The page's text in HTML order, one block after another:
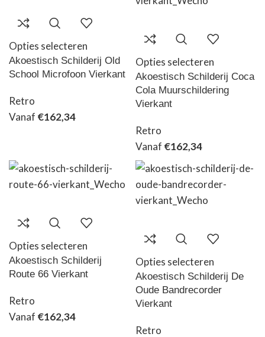
Opties selecteren
Akoestisch Schilderij Old
School Microfoon Vierkant
Retro
Vanaf €162,34
Opties selecteren
Akoestisch Schilderij Coca
Cola Muurschildering
Vierkant
Retro
Vanaf €162,34
Opties selecteren
Akoestisch Schilderij
Route 66 Vierkant
Retro
Vanaf €162,34
Opties selecteren
Akoestisch Schilderij De
Oude Bandrecorder
Vierkant
Retro